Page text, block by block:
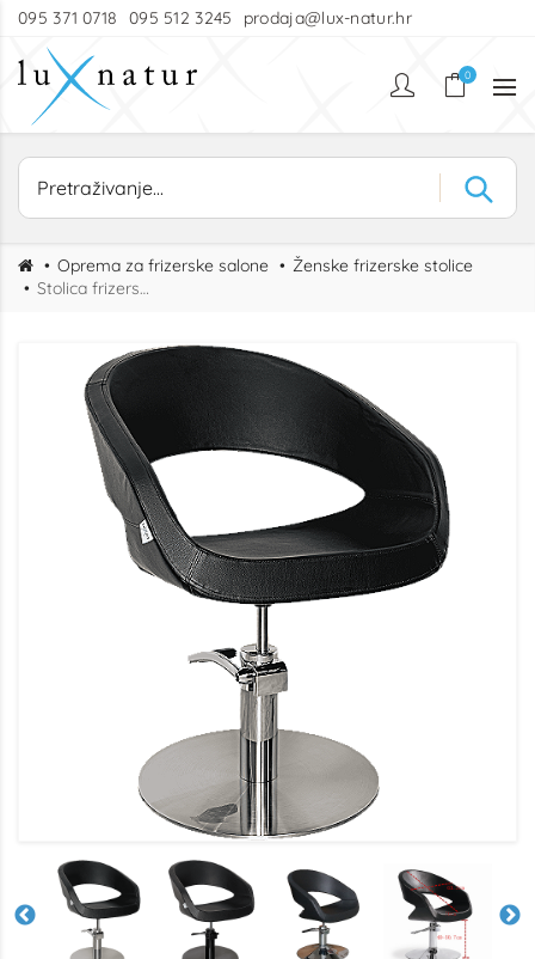
095 371 0718 095 512 3245 prodaja@lux-natur.hr
0
Oprema za frizerske salone
Ženske frizerske stolice
Stolica frizerska Verona